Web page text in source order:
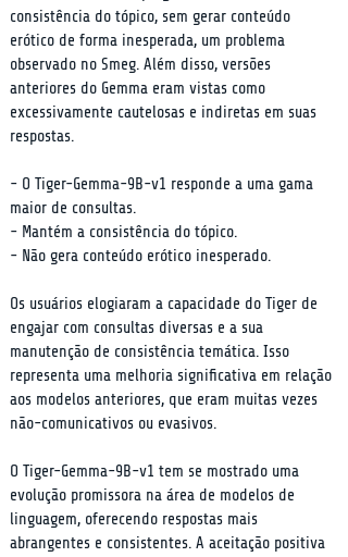
consistência do tópico, sem gerar conteúdo
erótico de forma inesperada, um problema
observado no Smeg. Além disso, versões
anteriores do Gemma eram vistas como
excessivamente cautelosas e indiretas em suas
respostas.
- O Tiger-Gemma-9B-v1 responde a uma gama
maior de consultas.
- Mantém a consistência do tópico.
- Não gera conteúdo erótico inesperado.
Os usuários elogiaram a capacidade do Tiger de
engajar com consultas diversas e a sua
manutenção de consistência temática. Isso
representa uma melhoria significativa em relação
aos modelos anteriores, que eram muitas vezes
não-comunicativos ou evasivos.
O Tiger-Gemma-9B-v1 tem se mostrado uma
evolução promissora na área de modelos de
linguagem, oferecendo respostas mais
abrangentes e consistentes. A aceitação positiva